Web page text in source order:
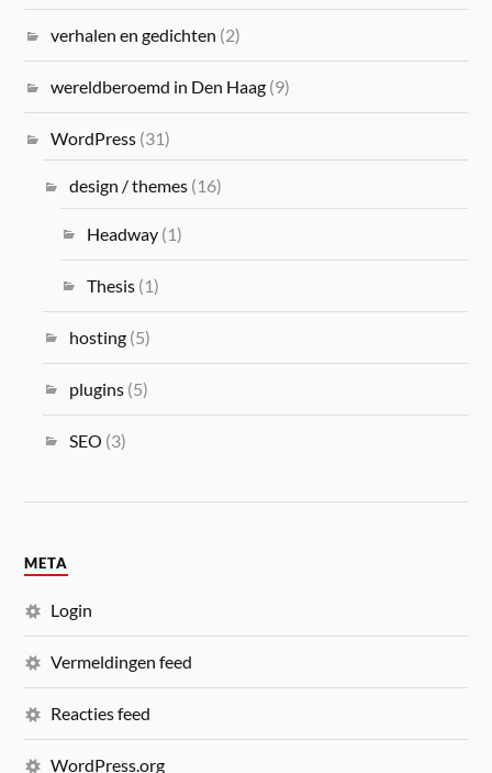
verhalen en gedichten (2)
wereldberoemd in Den Haag (9)
WordPress (31)
design / themes(16)
Headway(1)
Thesis(1)
hosting(5)
plugins(5)
SEO (3)
META
Login
Vermeldingen feed
Reacties feed
WordPress.org